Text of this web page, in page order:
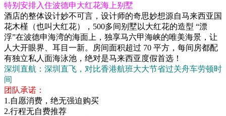
特别安排入住波德申大红花海上别墅
酒店的整体设计妙不可言，设计师的奇思妙想源自马来西亚国
花木槿（也叫大红花），500多间别墅以大红花的造型 “漂
浮”在波德申海湾的海面上，独享马六甲海峡的唯美海景，让
人大开眼界、耳目一新。房间面积超过 70 平方，每间房都配
有独立私人面海泳池，绝对是马来西亚度假首选！
深圳直航：深圳直飞，对比香港航班大大节省过关舟车劳顿时
间
团队承诺：
1.自愿消费，绝无强迫购买
2.行程无自费推荐